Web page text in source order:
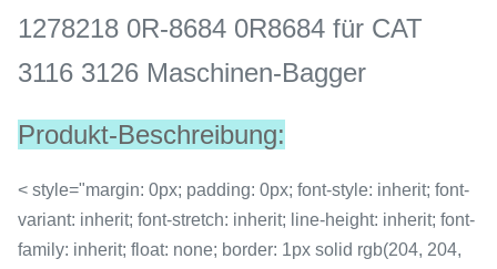
1278218 0R-8684 0R8684 für CAT
3116 3126 Maschinen-Bagger
Produkt-Beschreibung:
< style="margin: 0px; padding: 0px; font-style: inherit; font-
variant: inherit; font-stretch: inherit; line-height: inherit; font-
family: inherit; float: none; border: 1px solid rgb(204, 204,